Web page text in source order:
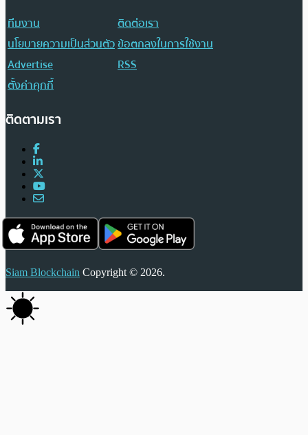
ทีมงาน
ติดต่อเรา
นโยบายความเป็นส่วนตัวข้อตกลงในการใช้งาน
Advertise
RSS
ตั้งค่าคุกกี้
ติดตามเรา
Siam Blockchain Copyright © 2026.